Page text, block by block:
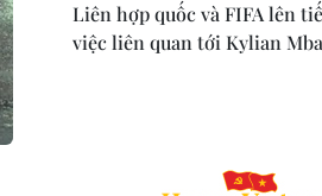
Liên hợp quốc và FIFA lên
việc liên quan tới Kylian